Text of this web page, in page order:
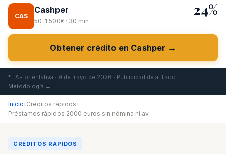
CAS
Cashper
50–1.500€ · 30 min
24%
Obtener crédito en Cashper →
* TAE orientativa · 9 de mayo de 2026 · Publicidad de afiliado
Metodología →
Inicio›Créditos rápidos›
Préstamos rápidos 2000 euros sin nómina ni av
CRÉDITOS RÁPIDOS